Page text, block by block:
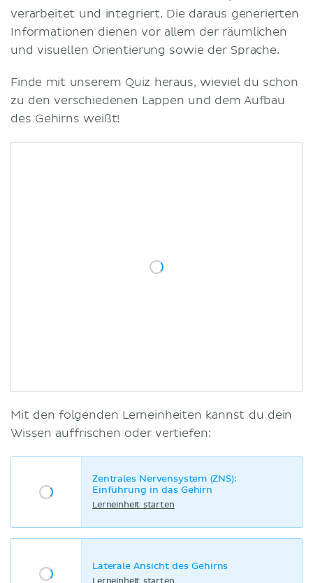
verarbeitet und integriert. Die daraus generierten
Informationen dienen vor allem der räumlichen
und visuellen Orientierung sowie der Sprache.
Finde mit unserem Quiz heraus, wieviel du schon
zu den verschiedenen Lappen und dem Aufbau
des Gehirns weißt!
Mit den folgenden Lerneinheiten kannst du dein
Wissen auffrischen oder vertiefen:
Zentrales Nervensystem (ZNS):
Einführung in das Gehirn
Lerneinheit starten
Laterale Ansicht des Gehirns